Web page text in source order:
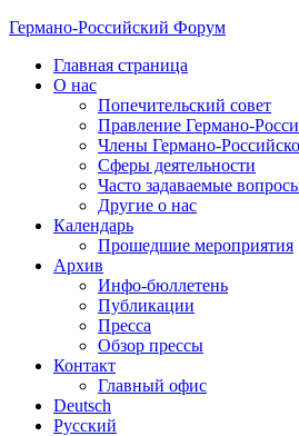
Германо-Российский Форум
Главная страница
О нас
Попечительский совет
Правление Германо-
Члены Германо-
Сферы деятельности
Часто задаваемые
Другие о нас
Календарь
Прошедшие мероприятия
Архив
Инфо-бюллетень
Публикации
Пресса
Обзор прессы
Контакт
Главный офис
Deutsch
Русский